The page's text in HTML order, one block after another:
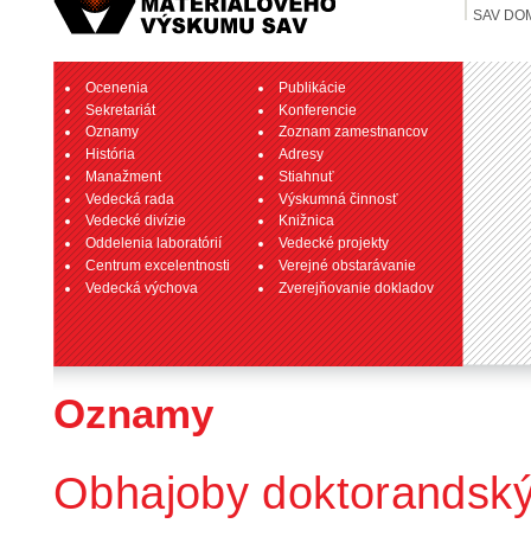
SAV
Ocenenia
Sekretariát
Oznamy
História
Manažment
Vedecká rada
Vedecké divízie
Oddelenia laboratórií
Centrum excelentnosti
Vedecká výchova
Publikácie
Konferencie
Zoznam zamestnancov
Adresy
Stiahnuť
Výskumná činnosť
Knižnica
Vedecké projekty
Verejné obstarávanie
Zverejňovanie dokladov
Oznamy
Obhajoby